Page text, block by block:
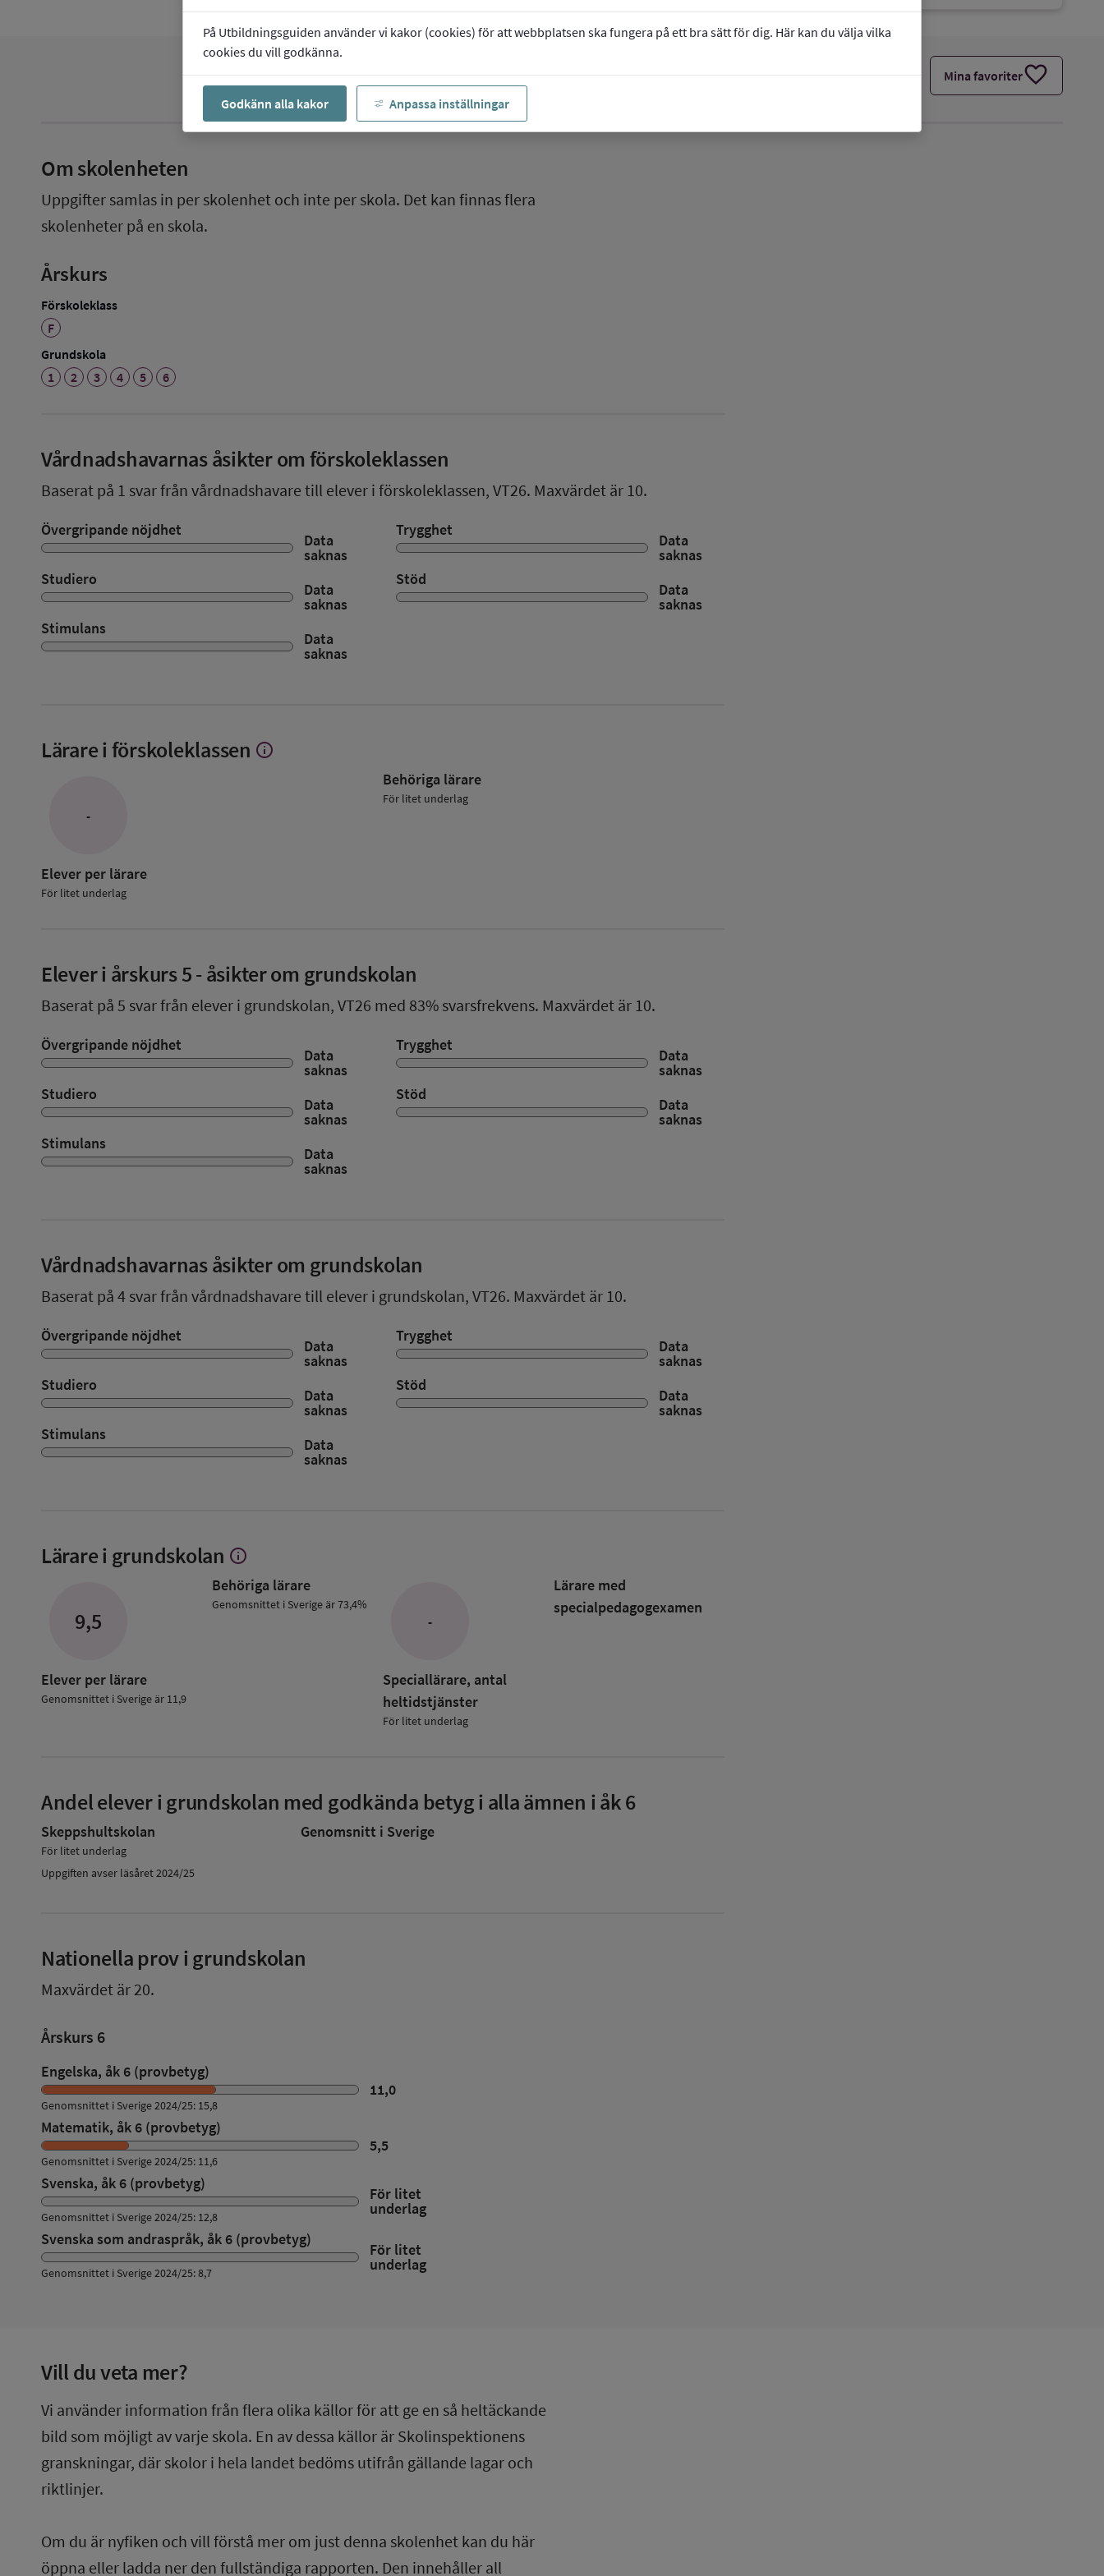
På Utbildningsguiden använder vi kakor (cookies) för att webbplatsen ska fungera på ett bra sätt för dig. Här kan du välja vilka
cookies du vill godkänna.
Godkänn alla kakor Anpassa inställningar
Mina favoriterfavorite
Om skolenheten
Uppgifter samlas in per skolenhet och inte per skola. Det kan finnas flera
skolenheter på en skola.
Årskurs
Förskoleklass
F
Grundskola
1
2 3 4 5 6
Vårdnadshavarnas åsikter om förskoleklassen
Baserat på 1 svar från vårdnadshavare till elever i förskoleklassen, VT26. Maxvärdet är 10.
Övergripande nöjdhet
Data
saknas
Trygghet
Data
saknas
Studiero
Data
saknas
Stöd
Data
saknas
Stimulans
Data
saknas
Lärare i förskoleklassen Visa
info
-
Elever per lärare
För litet underlag
Behöriga lärare
För litet underlag
Elever i årskurs 5- åsikter om grundskolan
Baserat på 5 svar från elever i grundskolan, VT26 med 83% svarsfrekvens. Maxvärdet är 10.
Övergripande nöjdhet
Data
saknas
Trygghet
Data
saknas
Studiero
Data
saknas
Stöd
Data
saknas
Stimulans
Data
saknas
Vårdnadshavarnas åsikter om grundskolan
Baserat på 4 svar från vårdnadshavare till elever i grundskolan, VT26. Maxvärdet är 10.
Övergripande nöjdhet
Data
saknas
Trygghet
Data
saknas
Studiero
Data
saknas
Stöd
Data
saknas
Stimulans
Data
saknas
Lärare i grundskolan Visa
om
Lärare
info
9,5
Elever per lärare
Genomsnittet i Sverige är 11,9
Behöriga lärare
Genomsnittet i Sverige är 73,4%
-
Speciallärare, antal
heltidstjänster
För litet underlag
Lärare med
specialpedagog­examen
Andel elever i grundskolan med godkända betyg i alla ämnen i åk 6
Skeppshultskolan
För litet underlag
Genomsnitt i Sverige
Uppgiften avser läsåret 2024/25
Nationella prov i grundskolan
Maxvärdet är 20.
Årskurs 6
Engelska, åk 6 (provbetyg)
11,0
Genomsnittet i Sverige 2024/25: 15,8
Matematik, åk 6 (provbetyg)
5,5
Genomsnittet i Sverige 2024/25: 11,6
Svenska, åk 6 (provbetyg)
För litet
underlag
Genomsnittet i Sverige 2024/25: 12,8
Svenska som andraspråk, åk 6 (provbetyg)
För litet
underlag
Genomsnittet i Sverige 2024/25: 8,7
Vill du veta mer?
Vi använder information från flera olika källor för att ge en så heltäckande
bild som möjligt av varje skola. En av dessa källor är Skolinspektionens
granskningar, där skolor i hela landet bedöms utifrån gällande lagar och
riktlinjer.
Om du är nyfiken och vill förstå mer om just denna skolenhet kan du här
öppna eller ladda ner den fullständiga rapporten. Den innehåller all